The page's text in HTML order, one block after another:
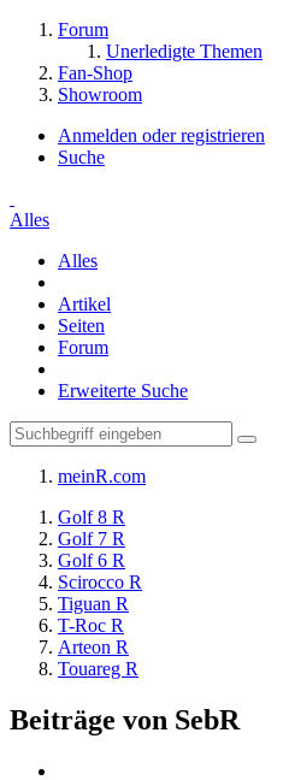
Forum
Unerledigte Themen
Fan-Shop
Showroom
Anmelden oder registrieren
Suche
Alles
Alles
Artikel
Seiten
Forum
Erweiterte Suche
meinR.com
Golf 8 R
Golf 7 R
Golf 6 R
Scirocco R
Tiguan R
T-Roc R
Arteon R
Touareg R
Beiträge von SebR